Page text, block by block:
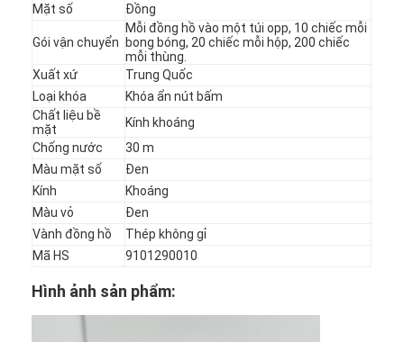
Nhà
Sản phẩm
Về chúng tôi
Mặt số
Đồng
Gói vận chuyển
Mỗi đồng hồ vào một túi opp, 10 chiếc mỗi
bong bóng, 20 chiếc mỗi hộp, 200 chiếc
mỗi thùng.
Xuất xứ
Trung Quốc
Loại khóa
Khóa ẩn nút bấm
Chất liệu bề
mặt
Kính khoáng
Chống nước
30 m
Màu mặt số
Đen
Kính
Khoáng
Màu vỏ
Đen
Vành đồng hồ
Thép không gỉ
Mã HS
9101290010
Hình ảnh sản phẩm: